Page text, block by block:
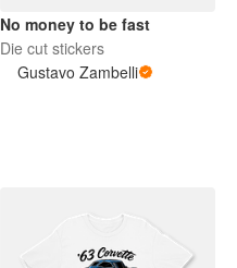
No money to be fast
Die cut stickers
Gustavo Zambelli